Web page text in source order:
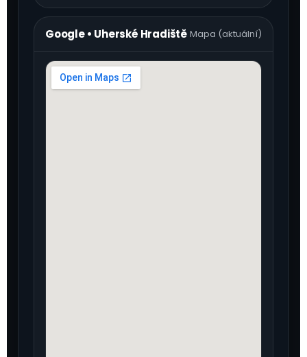
Google • Uherské Hradiště Mapa (aktuální)